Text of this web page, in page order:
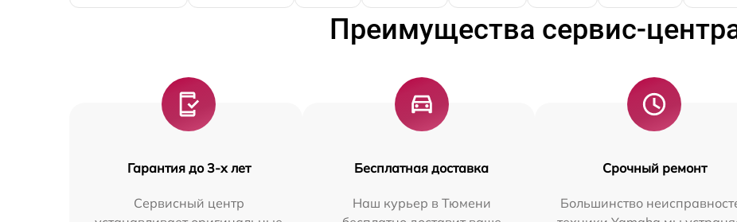
Преимущества сервис-
Гарантия до 3-х лет
Сервисный центр
Бесплатная доставка
Наш курьер в Тюмени
Срочный ремонт
Большинство